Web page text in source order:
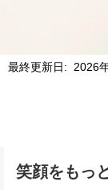
最終更新日: 2026
笑顔をもっ